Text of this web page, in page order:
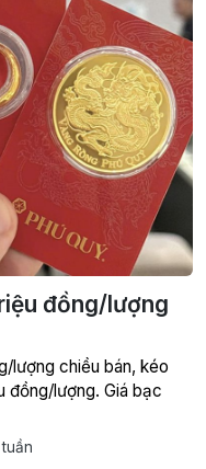
đồng/lượng
lượng chiều bán, kéo
đồng/lượng. Giá bạc